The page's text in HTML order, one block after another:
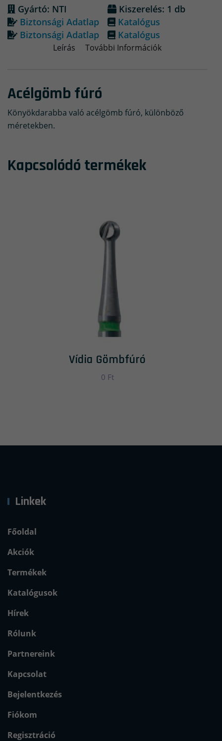
Gyártó: NTI
Kiszerelés: 1 db
Biztonsági Adatlap
Katalógus
Biztonsági Adatlap
Katalógus
Leírás További Információk
Acélgömb fúró
Könyökdarabba való acélgömb fúró, különböző
méretekben.
Kapcsolódó termékek
Vídia Gömbfúró
0 Ft
Linkek
Főoldal
Akciók
Termékek
Katalógusok
Hírek
Rólunk
Partnereink
Kapcsolat
Bejelentkezés
Fiókom
Regisztráció